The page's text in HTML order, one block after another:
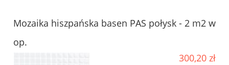
Mozaika hiszpańska basen PAS połysk - 2 m2 w
op.
300,20 zł